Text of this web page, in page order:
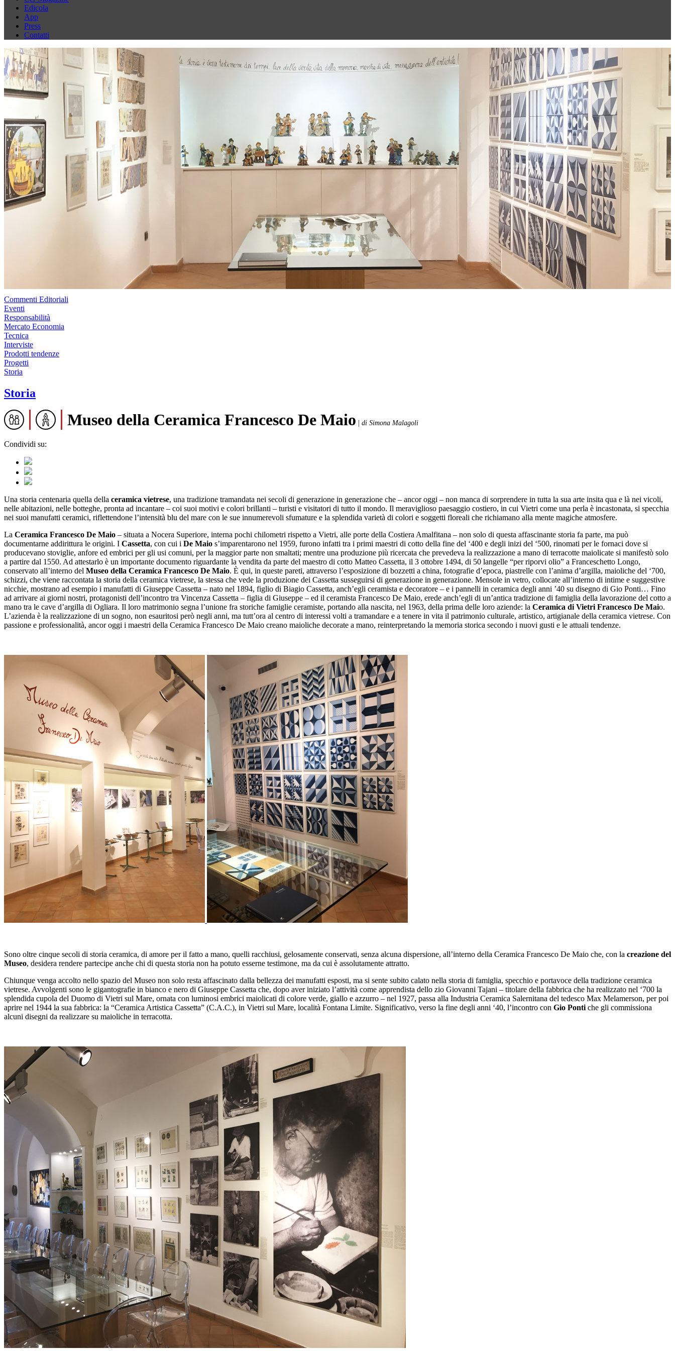
Edicola
App
Press
Contatti
Commenti Editoriali
Eventi
Responsabilità
Mercato Economia
Tecnica
Interviste
Prodotti tendenze
Progetti
Storia
Storia
Museo della Ceramica Francesco De Maio di Simona Malagoli
Condividi su:
Una storia centenaria quella della ceramica vietrese, una tradizione tramandata nei secoli di generazione in generazione che – ancor oggi – non manca di sorprendere in tutta la sua arte insita qua e là nei vicoli,
nelle abitazioni, nelle botteghe, pronta ad incantare – coi suoi motivi e colori brillanti – turisti e visitatori di tutto il mondo. Il meraviglioso paesaggio costiero, in cui Vietri come una perla è incastonata, si specchia
nei suoi manufatti ceramici, riflettendone l’intensità blu del mare con le sue innumerevoli sfumature e la splendida varietà di colori e soggetti floreali che richiamano alla mente magiche atmosfere.
La Ceramica Francesco De Maio – situata a Nocera Superiore, interna pochi chilometri rispetto a Vietri, alle porte della Costiera Amalfitana – non solo di questa affascinante storia fa parte, ma può
documentarne addirittura le origini. I Cassetta, con cui i De Maio s’imparentarono nel 1959, furono infatti tra i primi maestri di cotto della fine del ‘400 e degli inizi del ‘500, rinomati per le fornaci dove si
producevano stoviglie, anfore ed embrici per gli usi comuni, per la maggior parte non smaltati; mentre una produzione più ricercata che prevedeva la realizzazione a mano di terracotte maiolicate si manifestò solo
a partire dal 1550. Ad attestarlo è un importante documento riguardante la vendita da parte del maestro di cotto Matteo Cassetta, il 3 ottobre 1494, di 50 langelle “per riporvi olio” a Franceschetto Longo,
conservato all’interno del Museo della Ceramica Francesco De Maio. È qui, in queste pareti, attraverso l’esposizione di bozzetti a china, fotografie d’epoca, piastrelle con l’anima d’argilla, maioliche del ‘700,
schizzi, che viene raccontata la storia della ceramica vietrese, la stessa che vede la produzione dei Cassetta susseguirsi di generazione in generazione. Mensole in vetro, collocate all’interno di intime e suggestive
nicchie, mostrano ad esempio i manufatti di Giuseppe Cassetta – nato nel 1894, figlio di Biagio Cassetta, anch’egli ceramista e decoratore – e i pannelli in ceramica degli anni ’40 su disegno di Gio Ponti… Fino
ad arrivare ai giorni nostri, protagonisti dell’incontro tra Vincenza Cassetta – figlia di Giuseppe – ed il ceramista Francesco De Maio, erede anch’egli di un’antica tradizione di famiglia della lavorazione del cotto a
mano tra le cave d’argilla di Ogliara. Il loro matrimonio segna l’unione fra storiche famiglie ceramiste, portando alla nascita, nel 1963, della prima delle loro aziende: la Ceramica di Vietri Francesco De Maio.
L’azienda è la realizzazione di un sogno, non esauritosi però negli anni, ma tutt’ora al centro di interessi volti a tramandare e a tenere in vita il patrimonio culturale, artistico, artigianale della ceramica vietrese. Con
passione e professionalità, ancor oggi i maestri della Ceramica Francesco De Maio creano maioliche decorate a mano, reinterpretando la memoria storica secondo i nuovi gusti e le attuali tendenze.
Sono oltre cinque secoli di storia ceramica, di amore per il fatto a mano, quelli racchiusi, gelosamente conservati, senza alcuna dispersione, all’interno della Ceramica Francesco De Maio che, con la creazione del
Museo, desidera rendere partecipe anche chi di questa storia non ha potuto esserne testimone, ma da cui è assolutamente attratto.
Chiunque venga accolto nello spazio del Museo non solo resta affascinato dalla bellezza dei manufatti esposti, ma si sente subito calato nella storia di famiglia, specchio e portavoce della tradizione ceramica
vietrese. Avvolgenti sono le gigantografie in bianco e nero di Giuseppe Cassetta che, dopo aver iniziato l’attività come apprendista dello zio Giovanni Tajani – titolare della fabbrica che ha realizzato nel ‘700 la
splendida cupola del Duomo di Vietri sul Mare, ornata con luminosi embrici maiolicati di colore verde, giallo e azzurro – nel 1927, passa alla Industria Ceramica Salernitana del tedesco Max Melamerson, per poi
aprire nel 1944 la sua fabbrica: la “Ceramica Artistica Cassetta” (C.A.C.), in Vietri sul Mare, località Fontana Limite. Significativo, verso la fine degli anni ‘40, l’incontro con Gio Ponti che gli commissiona
alcuni disegni da realizzare su maioliche in terracotta.